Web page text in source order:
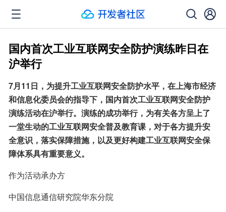
国内首次工业互联网安全防护演练昨日在
沪举行
7月11日，为提升工业互联网安全防护水平，在上海市经济
和信息化委员会的指导下，国内首次工业互联网安全防护
演练活动在沪举行。演练的成功举行，为有关各方呈上了
一堂生动的工业互联网安全普及教育课，对于各方提升安
全意识，落实保障措施，以及更好构建工业互联网安全保
障体系具有重要意义。
作为活动承办方
中国信息通信研究院华东分院